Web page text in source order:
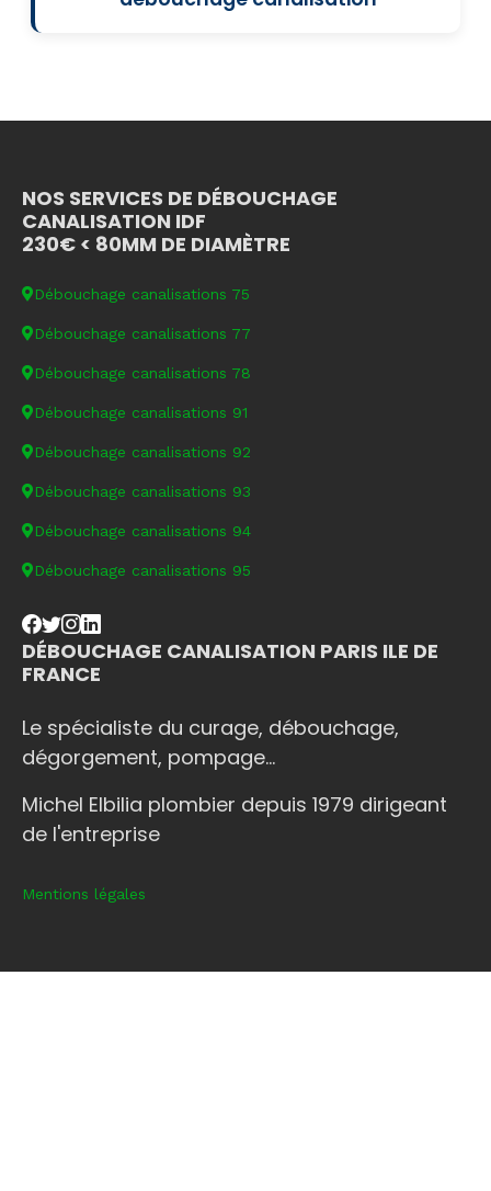
NOS SERVICES DE DÉBOUCHAGE
CANALISATION IDF
230€ < 80MM DE DIAMÈTRE
Débouchage canalisations 75
Débouchage canalisations 77
Débouchage canalisations 78
Débouchage canalisations 91
Débouchage canalisations 92
Débouchage canalisations 93
Débouchage canalisations 94
Débouchage canalisations 95
DÉBOUCHAGE CANALISATION PARIS ILE DE
FRANCE
Le spécialiste du curage, débouchage,
dégorgement, pompage...
Michel Elbilia plombier depuis 1979 dirigeant
de l'entreprise
Mentions légales